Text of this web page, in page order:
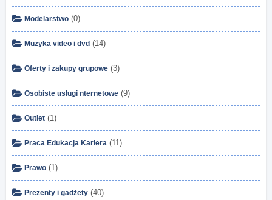
Modelarstwo (0)
Muzyka video i dvd (14)
Oferty i zakupy grupowe (3)
Osobiste usługi nternetowe (9)
Outlet (1)
Praca Edukacja Kariera (11)
Prawo (1)
Prezenty i gadżety (40)